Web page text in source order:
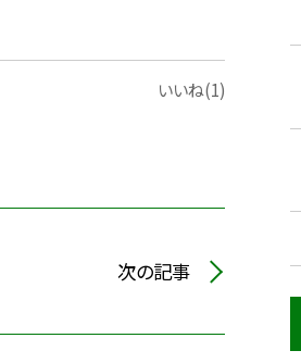
いいね(1)
次の記事